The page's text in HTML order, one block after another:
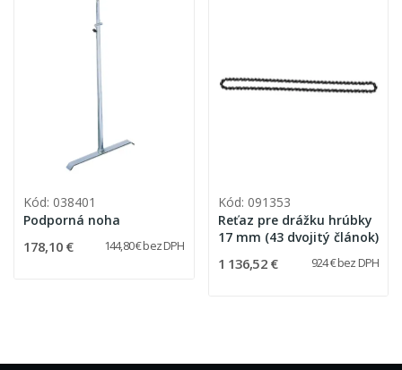
Kód: 038401
Podporná noha
178,10 € 144,80 € bez DPH
Kód: 091353
Reťaz pre drážku hrúbky
17 mm (43 dvojitý článok)
1 136,52 € 924 € bez DPH